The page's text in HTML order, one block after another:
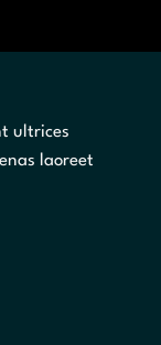
ultrices
laoreet